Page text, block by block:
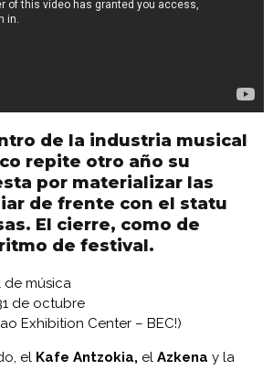
de la industria musical
repite otro año su
por materializar las
de frente con el statu
El cierre, como de
de festival.
de música
de octubre
Exhibition Center – BEC!)
el Kafe Antzokia, el Azkena y la